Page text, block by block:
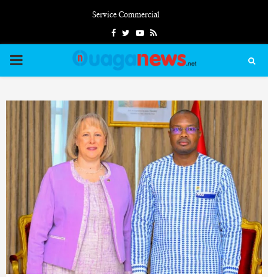
Service Commercial
FacebookTwitterYoutube
Rss
PRIMARY